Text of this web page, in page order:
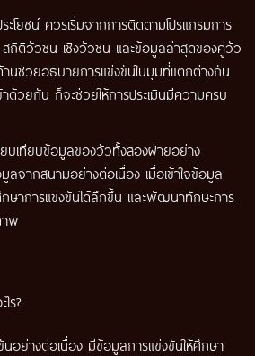
ะโยชน์ ควรเริ่มจากการติดตามโปรแกรมการ
ติวัวชน เชิงวัวชน และข้อมูลล่าสุดของคู่วัว
นช่วยอธิบายการแข่งขันในมุมที่แตกต่างกัน
าด้วยกัน ก็จะช่วยให้การประเมินมีความครบ
บเทียบข้อมูลของวัวทั้งสองฝ่ายอย่าง
จากสนามอย่างต่อเนื่อง เมื่อเข้าใจข้อมูล
กษาการแข่งขันได้ลึกขึ้น และพัฒนาทักษะการ
าพ
ร?
อย่างต่อเนื่อง มีข้อมูลการแข่งขันให้ศึกษา